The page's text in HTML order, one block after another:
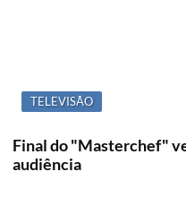
TELEVISÃO
Final do "Masterchef"
audiência